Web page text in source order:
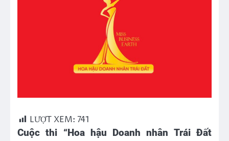
LƯỢT XEM: 741
Cuộc thi “Hoa hậu Doanh nhân Trái Đất